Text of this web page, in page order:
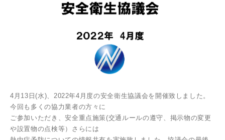
4月13日(水)、2022年4月度の安全衛生協議会を開催致しました。
今回も多くの協力業者の方々に
ご参加いただき、安全重点施策(交通ルールの遵守、掲示物の変更
や設置物の点検等）さらには